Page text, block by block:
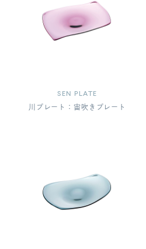
SEN PLATE
川プレート：宙吹きプレート